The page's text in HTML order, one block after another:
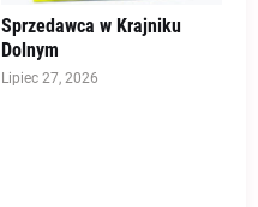
Sprzedawca w Krajniku
Dolnym
Lipiec 27, 2026